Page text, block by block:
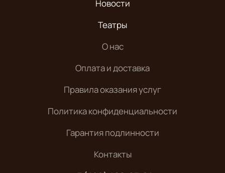
Новости
Театры
О нас
Оплата и доставка
Правила оказания услуг
Политика конфиденциальности
Гарантия подлинности
Контакты